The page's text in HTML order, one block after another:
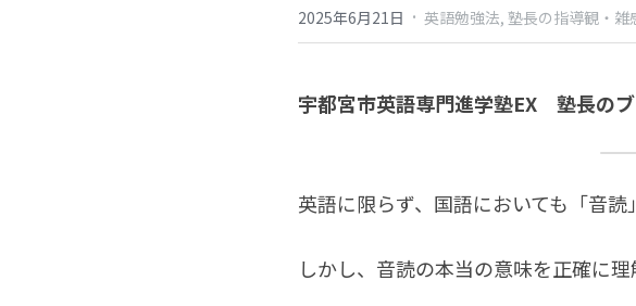
2025年6月21日 · 英語勉強法, 塾長の指導観・雑
宇都宮市英語専門進学塾EX　塾長の
英語に限らず、国語においても「音読
しかし、音読の本当の意味を正確に